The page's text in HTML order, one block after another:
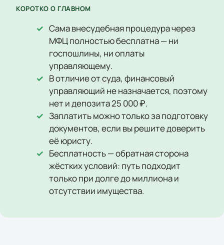
КОРОТКО О ГЛАВНОМ
Сама внесудебная процедура через
МФЦ полностью бесплатна — ни
госпошлины, ни оплаты
управляющему.
В отличие от суда, финансовый
управляющий не назначается, поэтому
нет и депозита 25 000 ₽.
Заплатить можно только за подготовку
документов, если вы решите доверить
её юристу.
Бесплатность — обратная сторона
жёстких условий: путь подходит
только при долге до миллиона и
отсутствии имущества.